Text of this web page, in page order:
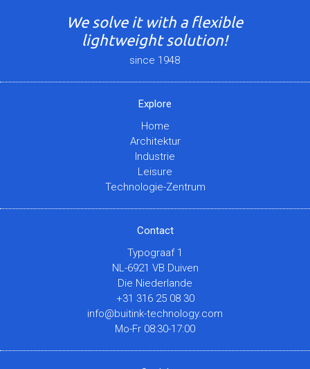
We solve it with a flexible
lightweight solution!
since 1948
Explore
Home
Architektur
Industrie
Leisure
Technologie-Zentrum
Contact
Typograaf 1
NL-6921 VB Duiven
Die Niederlande
+31 316 25 08 30
info@buitink-technology.com
Mo-Fr 08:30-17:00